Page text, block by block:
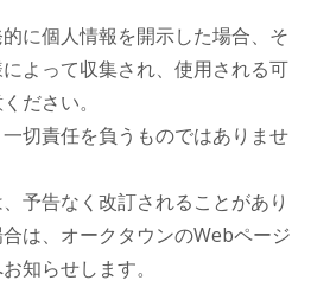
に個人情報を開示した場合、そ
よって収集され、使用される可
ださい。
切責任を負うものではありませ
予告なく改訂されることがあり
は、オークタウンのWebページ
知らせします。